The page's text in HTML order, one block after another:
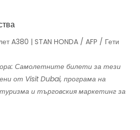
A380 | STAN HONDA / AFP / Гети
Самолетните билети за тези
от Visit Dubai, програма на
и търговския маркетинг за